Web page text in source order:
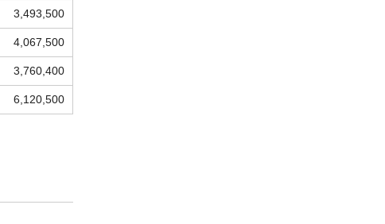
3,493,500
4,067,500
3,760,400
6,120,500